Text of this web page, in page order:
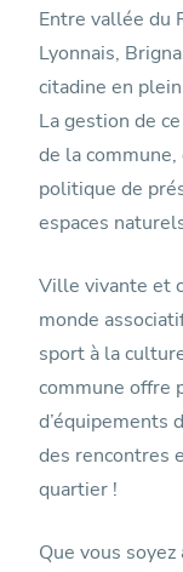
Entre vallée du
Lyonnais,
citadine en
La gestion de
de la
politique de
espaces
Ville vivante et
monde
sport à la
commune offre
d’équipements
des rencontres
quartier !
Que vous